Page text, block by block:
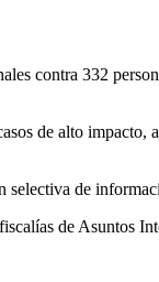
contra 332
de alto
de
de Asuntos